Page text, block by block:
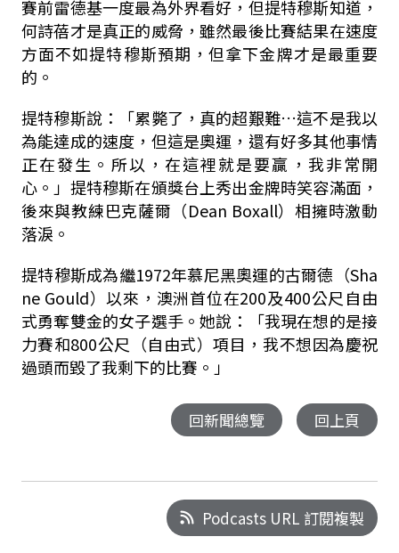
賽前雷德基一度最為外界看好，但提特穆斯知道，
何詩蓓才是真正的威脅，雖然最後比賽結果在速度
方面不如提特穆斯預期，但拿下金牌才是最重要
的。
提特穆斯說：「累斃了，真的超艱難…這不是我以
為能達成的速度，但這是奧運，還有好多其他事情
正在發生。所以，在這裡就是要贏，我非常開
心。」提特穆斯在頒獎台上秀出金牌時笑容滿面，
後來與教練巴克薩爾（Dean Boxall）相擁時激動
落淚。
提特穆斯成為繼1972年慕尼黑奧運的古爾德（Sha
ne Gould）以來，澳洲首位在200及400公尺自由
式勇奪雙金的女子選手。她說：「我現在想的是接
力賽和800公尺（自由式）項目，我不想因為慶祝
過頭而毀了我剩下的比賽。」
回新聞總覽 回上頁
Podcasts URL 訂閱複製